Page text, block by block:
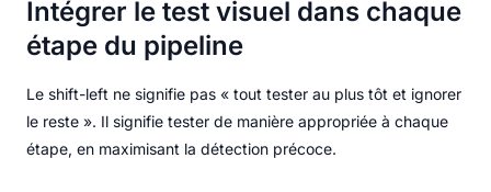
Intégrer le test visuel dans chaque
étape du pipeline
Le shift-left ne signifie pas « tout tester au plus tôt et ignorer
le reste ». Il signifie tester de manière appropriée à chaque
étape, en maximisant la détection précoce.